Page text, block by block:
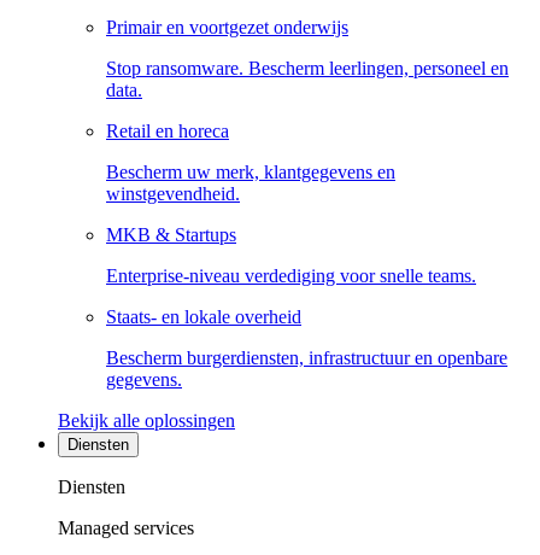
Primair en voortgezet onderwijs
Stop ransomware. Bescherm leerlingen, personeel en
data.
Retail en horeca
Bescherm uw merk, klantgegevens en
winstgevendheid.
MKB & Startups
Enterprise-niveau verdediging voor snelle teams.
Staats- en lokale overheid
Bescherm burgerdiensten, infrastructuur en openbare
gegevens.
Bekijk alle oplossingen
Diensten
Diensten
Managed services